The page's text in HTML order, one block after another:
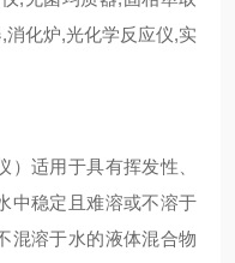
化炉,光化学反应仪,实
适用于具有挥发性、
中稳定且难溶或不溶于
混溶于水的液体混合物